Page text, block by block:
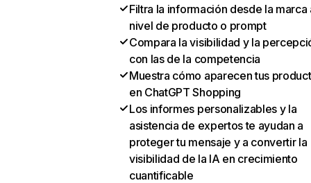
Filtra la información desde la marca
nivel de producto o prompt
Compara la visibilidad y la
con las de la competencia
Muestra cómo aparecen tus
en ChatGPT Shopping
Los informes personalizables y la
asistencia de expertos te ayudan a
proteger tu mensaje y a convertir la
visibilidad de la IA en crecimiento
cuantificable